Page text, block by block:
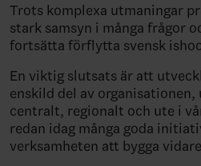
Trots komplexa utmaningar
stark samsyn i många frågor
fortsätta förflytta svensk
En viktig slutsats är att
enskild del av
centralt, regionalt och ute i
redan idag många goda
verksamheten att bygga